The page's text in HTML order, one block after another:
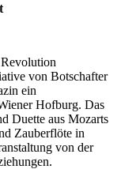
von Botschafter
ein
Hofburg. Das
Duette aus Mozarts
Zauberflöte in
von der